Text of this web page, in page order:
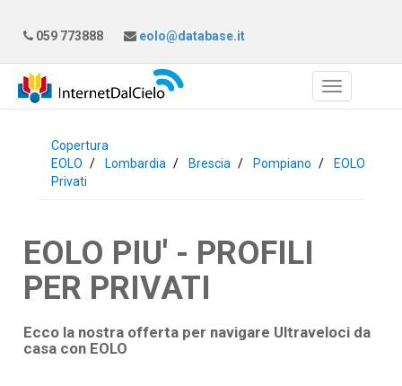
059 773888 eolo@database.it
Copertura
EOLO
Lombardia Brescia Pompiano
EOLO
Privati
EOLO PIU' - PROFILI
PER PRIVATI
Ecco la nostra offerta per navigare Ultraveloci da
casa con EOLO